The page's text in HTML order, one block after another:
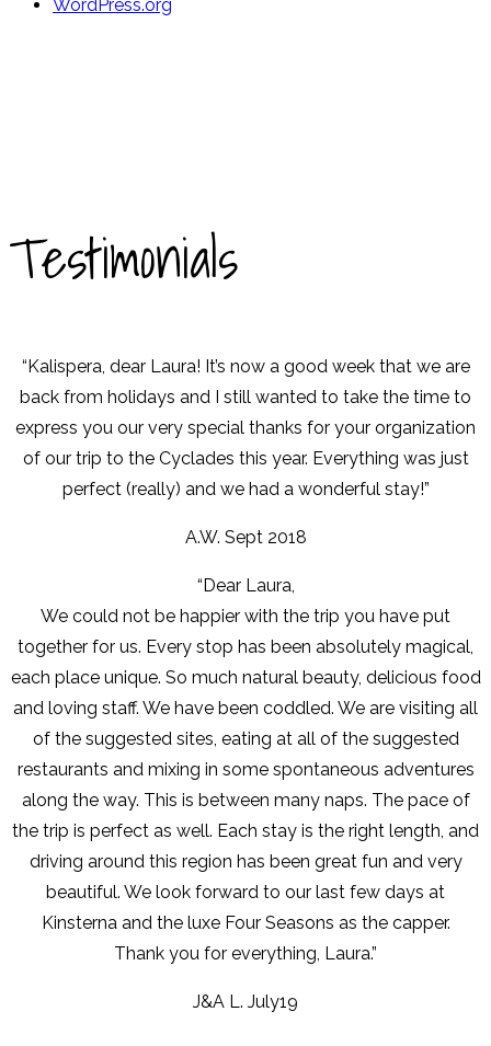
WordPress.org
Testimonials
“Kalispera, dear Laura! It’s now a good week that we are
back from holidays and I still wanted to take the time to
express you our very special thanks for your organization
of our trip to the Cyclades this year. Everything was just
perfect (really) and we had a wonderful stay!”
A.W. Sept 2018
“Dear Laura,
We could not be happier with the trip you have put
together for us. Every stop has been absolutely magical,
each place unique. So much natural beauty, delicious food
and loving staff. We have been coddled. We are visiting all
of the suggested sites, eating at all of the suggested
restaurants and mixing in some spontaneous adventures
along the way. This is between many naps. The pace of
the trip is perfect as well. Each stay is the right length, and
driving around this region has been great fun and very
beautiful. We look forward to our last few days at
Kinsterna and the luxe Four Seasons as the capper.
Thank you for everything, Laura.”
J&A L. July19